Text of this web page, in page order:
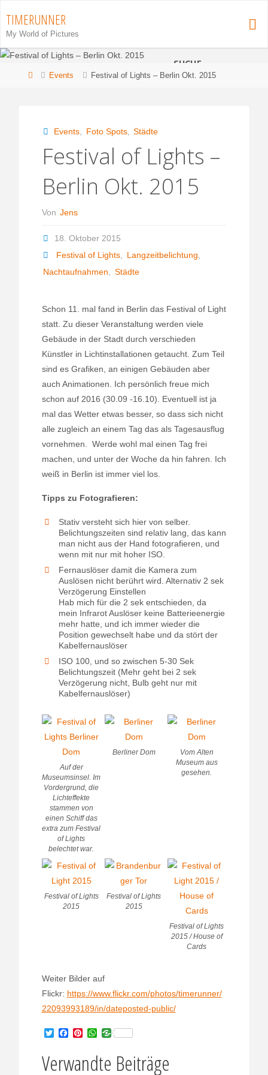
Inhalt
springen
TIMERUNNER
My World of Pictures
SUCHE
StartEvents Festival of Lights – Berlin Okt. 2015
Events, Foto Spots, Städte
Festival of Lights –
Berlin Okt. 2015
Von Jens
18. Oktober 2015
Festival of Lights, Langzeitbelichtung,
Nachtaufnahmen, Städte
Schon 11. mal fand in Berlin das Festival of Light
statt. Zu dieser Veranstaltung werden viele
Gebäude in der Stadt durch verschieden
Künstler in Lichtinstallationen getaucht. Zum Teil
sind es Grafiken, an einigen Gebäuden aber
auch Animationen. Ich persönlich freue mich
schon auf 2016 (30.09 -16.10). Eventuell ist ja
mal das Wetter etwas besser, so dass sich nicht
alle zugleich an einem Tag das als Tagesausflug
vornehmen. Werde wohl mal einen Tag frei
machen, und unter der Woche da hin fahren. Ich
weiß in Berlin ist immer viel los.
Tipps zu Fotografieren:
Stativ versteht sich hier von selber.
Belichtungszeiten sind relativ lang, das kann
man nicht aus der Hand fotografieren, und
wenn mit nur mit hoher ISO.
Fernauslöser damit die Kamera zum
Auslösen nicht berührt wird. Alternativ 2 sek
Verzögerung Einstellen
Hab mich für die 2 sek entschieden, da
mein Infrarot Auslöser keine Batterieenergie
mehr hatte, und ich immer wieder die
Position gewechselt habe und da stört der
Kabelfernauslöser
ISO 100, und so zwischen 5-30 Sek
Belichtungszeit (Mehr geht bei 2 sek
Verzögerung nicht, Bulb geht nur mit
Kabelfernauslöser)
Auf der
Museumsinsel. Im
Vordergrund, die
Lichteffekte
stammen von
einen Schiff das
extra zum Festival
of Lights
belechtet war.
Berliner Dom
Vom Alten
Museum aus
gesehen.
Festival of Lights
2015
Festival of Lights
2015
Festival of Lights
2015 / House of
Cards
Weiter Bilder auf
Flickr: https://www.flickr.com/photos/timerunner/
22093993189/in/dateposted-public/
T
t
t
F
e
b
P
t
e
W
s
Verwandte Beiträge